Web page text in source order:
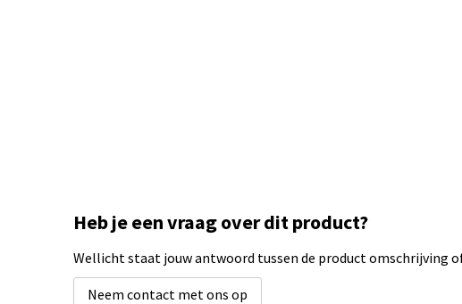
Heb je een vraag over dit product?
Wellicht staat jouw antwoord tussen de product omschrijving
Neem contact met ons op